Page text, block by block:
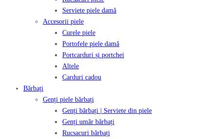
Serviete piele damă
Accesorii piele
Curele piele
Portofele piele damă
Portcarduri și portchei
Altele
Carduri cadou
Bărbați
Genți piele bărbați
Genți bărbați | Serviete din piele
Genți umăr bărbați
Rucsacuri bărbați